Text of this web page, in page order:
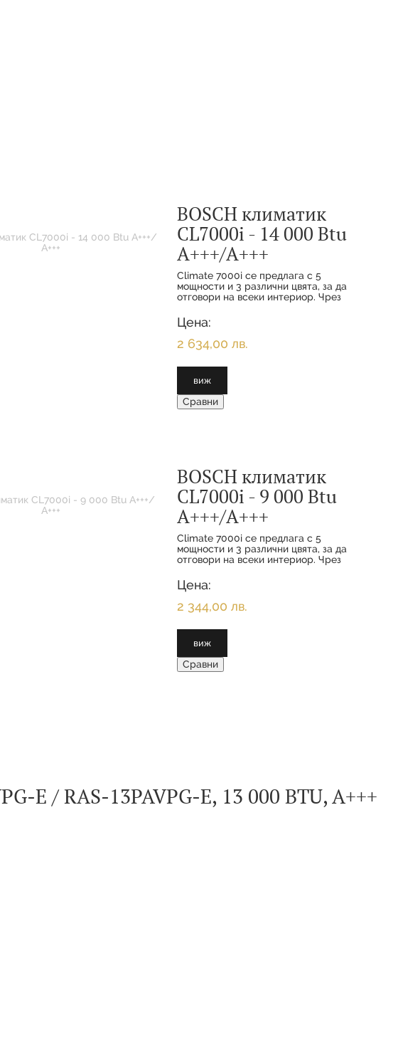
BOSCH климатик
CL7000i - 14 000 Btu
А+++/А+++
Climate 7000i се предлага с 5
мощности и 3 различни цвята, за да
отговори на всеки интериор. Чрез
интелигентното свързване вашите
клиенти се наслаждават на
максимално удобство с
Цена:
2 634,00 лв.
виж
Сравни
BOSCH климатик
CL7000i - 9 000 Btu
А+++/А+++
Climate 7000i се предлага с 5
мощности и 3 различни цвята, за да
отговори на всеки интериор. Чрез
интелигентното свързване вашите
клиенти се наслаждават на
максимално удобство с
Цена:
2 344,00 лв.
виж
Сравни
E / RAS-13PAVPG-E, 13 000 BTU, A+++